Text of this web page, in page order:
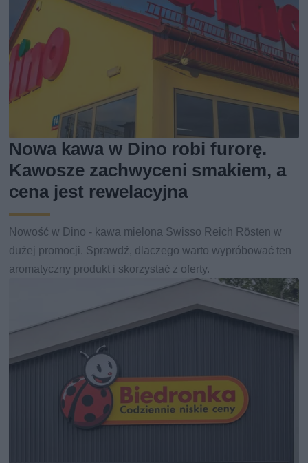
Nowa kawa w Dino robi furorę.
Kawosze zachwyceni smakiem, a
cena jest rewelacyjna
Nowość w Dino - kawa mielona Swisso Reich Rösten w
dużej promocji. Sprawdź, dlaczego warto wypróbować ten
aromatyczny produkt i skorzystać z oferty.